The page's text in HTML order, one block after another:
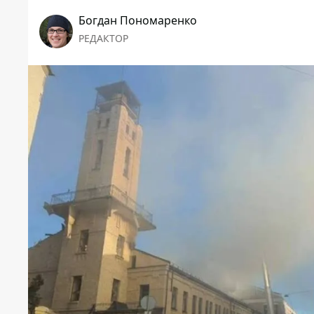
Богдан Пономаренко
РЕДАКТОР